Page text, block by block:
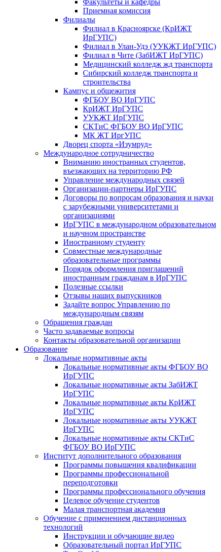
Факультеты и кафедры
Приемная комиссия
Филиалы
Филиал в Красноярске (КрИЖТ
ИрГУПС)
Филиал в Улан-Удэ (УУКЖТ ИрГУПС)
Филиал в Чите (ЗабИЖТ ИрГУПС)
Медицинский колледж жд транспорта
Сибирский колледж транспорта и
строительства
Кампус и общежития
ФГБОУ ВО ИрГУПС
КрИЖТ ИрГУПС
УУКЖТ ИрГУПС
СКТиС ФГБОУ ВО ИрГУПС
МК ЖТ ИргУПС
Дворец спорта «Изумруд»
Международное сотрудничество
Вниманию иностранных студентов,
въезжающих на территорию РФ
Управление международных связей
Организации-партнеры ИрГУПС
Договоры по вопросам образования и науки
с зарубежными университетами и
организациями
ИрГУПС в международном образовательном
и научном пространстве
Иностранному студенту
Совместные международные
образовательные программы
Порядок оформления приглашений
иностранным гражданам в ИрГУПС
Полезные ссылки
Отзывы наших выпускников
Задайте вопрос Управлению по
международным связям
Обращения граждан
Часто задаваемые вопросы
Контакты образовательной организации
Образование
Локальные нормативные акты
Локальные нормативные акты ФГБОУ ВО
ИрГУПС
Локальные нормативные акты ЗабИЖТ
ИрГУПС
Локальные нормативные акты КрИЖТ
ИрГУПС
Локальные нормативные акты УУКЖТ
ИрГУПС
Локальные нормативные акты СКТиС
ФГБОУ ВО ИрГУПС
Институт дополнительного образования
Программы повышения квалификации
Программы профессиональной
переподготовки
Программы профессионального обучения
Целевое обучение студентов
Малая транспортная академия
Обучение с применением дистанционных
технологий
Инструкции и обучающие видео
Образовательный портал ИрГУПС